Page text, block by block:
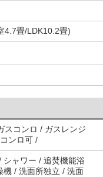
4.7畳/LDK10.2畳)
スコンロ / ガスレンジ
ンロ可 /
ャワー / 追焚機能浴
機 / 洗面所独立 / 洗面